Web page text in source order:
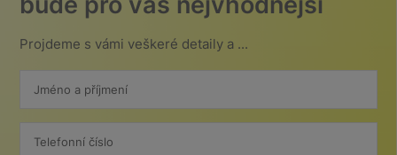
Projdeme s vámi veškeré detaily a ...
Jméno a příjmení
Telefonní číslo